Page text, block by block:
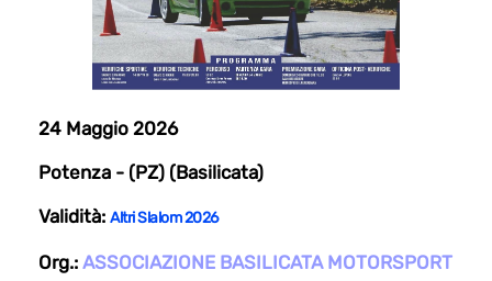
24 Maggio 2026
Potenza - (PZ) (Basilicata)
Validità: Altri Slalom 2026
Org.: ASSOCIAZIONE BASILICATA MOTORSPORT